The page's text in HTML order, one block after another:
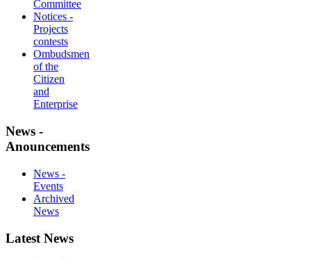
Committee
Notices -
Projects
contests
Ombudsmen
of the
Citizen
and
Enterprise
News -
Anouncements
News -
Events
Archived
News
Latest News